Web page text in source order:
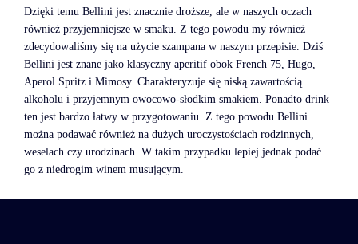
Dzięki temu Bellini jest znacznie droższe, ale w naszych oczach
również przyjemniejsze w smaku. Z tego powodu my również
zdecydowaliśmy się na użycie szampana w naszym przepisie. Dziś
Bellini jest znane jako klasyczny aperitif obok French 75, Hugo,
Aperol Spritz i Mimosy. Charakteryzuje się niską zawartością
alkoholu i przyjemnym owocowo-słodkim smakiem. Ponadto drink
ten jest bardzo łatwy w przygotowaniu. Z tego powodu Bellini
można podawać również na dużych uroczystościach rodzinnych,
weselach czy urodzinach. W takim przypadku lepiej jednak podać
go z niedrogim winem musującym.